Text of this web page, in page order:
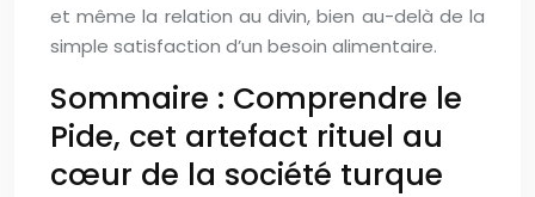
et même la relation au divin, bien au-delà de la
simple satisfaction d’un besoin alimentaire.
Sommaire : Comprendre le
Pide, cet artefact rituel au
cœur de la société turque